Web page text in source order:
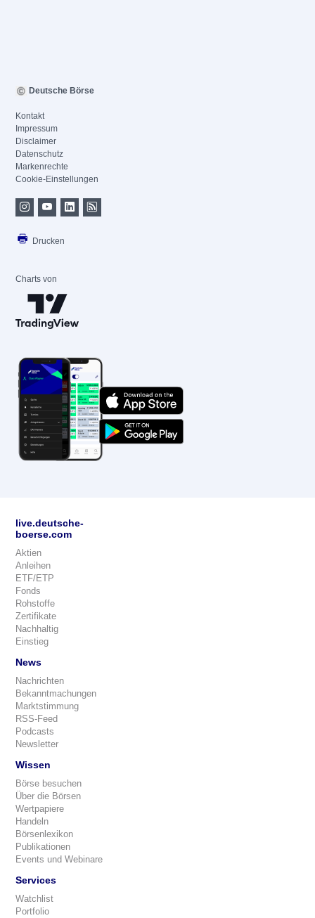
Deutsche Börse
Kontakt
Impressum
Disclaimer
Datenschutz
Markenrechte
Cookie-Einstellungen
Drucken
Charts von
live.deutsche-
boerse.com
Aktien
Anleihen
ETF/ETP
Fonds
Rohstoffe
Zertifikate
Nachhaltig
Einstieg
News
Nachrichten
Bekanntmachungen
Marktstimmung
RSS-Feed
Podcasts
Newsletter
Wissen
Börse besuchen
Über die Börsen
Wertpapiere
Handeln
Börsenlexikon
Publikationen
Events und Webinare
Services
Watchlist
Portfolio